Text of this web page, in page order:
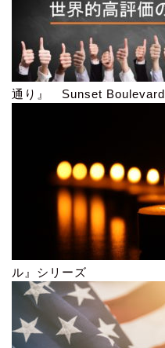
通り』 Sunset Boulevard
ル』シリーズ